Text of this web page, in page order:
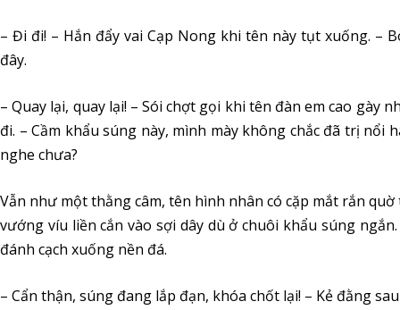
– Đi đi! – Hắn đẩy vai Cạp Nong khi tên này tụt xuống. –
đây.
– Quay lại, quay lại! – Sói chợt gọi khi tên đàn em cao
đi. – Cầm khẩu súng này, mình mày không chắc đã trị
nghe chưa?
Vẫn như một thằng câm, tên hình nhân có cặp mắt rắn
vướng víu liền cắn vào sợi dây dù ở chuôi khẩu súng
đánh cạch xuống nền đá.
– Cẩn thận, súng đang lắp đạn, khóa chốt lại! – Kẻ đằng